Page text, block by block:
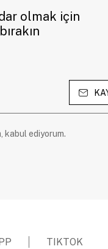
olmak için
kabul ediyorum.
TIKTOK